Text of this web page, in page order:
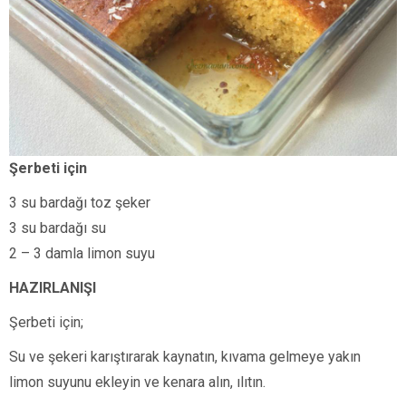
Şerbeti için
3 su bardağı toz şeker
3 su bardağı su
2 – 3 damla limon suyu
HAZIRLANIŞI
Şerbeti için;
Su ve şekeri karıştırarak kaynatın, kıvama gelmeye yakın
limon suyunu ekleyin ve kenara alın, ılıtın.